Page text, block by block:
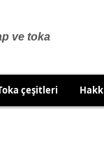
ve toka
çeşitleri